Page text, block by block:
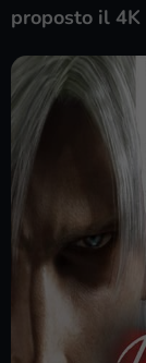
proposto il 4K